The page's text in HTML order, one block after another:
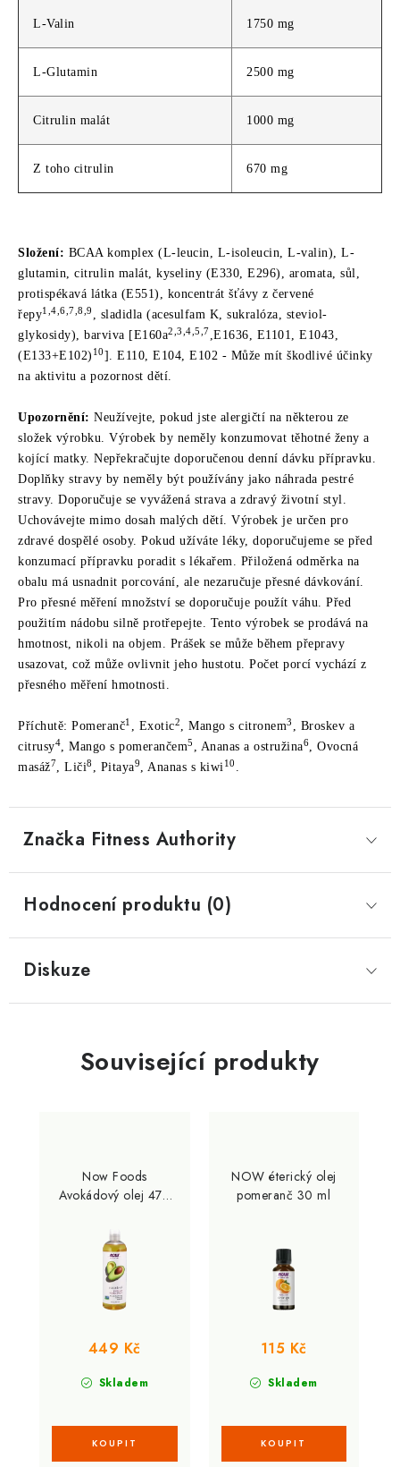
L-Valin 1750 mg
L-Glutamin 2500 mg
Citrulin malát 1000 mg
Z toho citrulin 670 mg
Složení: BCAA komplex (L-leucin, L-isoleucin, L-valin), L-
glutamin, citrulin malát, kyseliny (E330, E296), aromata, sůl,
protispékavá látka (E551), koncentrát šťávy z červené
řepy1,4,6,7,8,9 , sladidla (acesulfam K, sukralóza, steviol-
glykosidy), barviva [E160a2,3,4,5,7,E1636, E1101, E1043,
(E133+E102) 10]. E110, E104, E102 - Může mít škodlivé účinky
na aktivitu a pozornost dětí.
Upozornění: Neužívejte, pokud jste alergičtí na některou ze
složek výrobku. Výrobek by neměly konzumovat těhotné ženy a
kojící matky. Nepřekračujte doporučenou denní dávku přípravku.
Doplňky stravy by neměly být používány jako náhrada pestré
stravy. Doporučuje se vyvážená strava a zdravý životní styl.
Uchovávejte mimo dosah malých dětí. Výrobek je určen pro
zdravé dospělé osoby. Pokud užíváte léky, doporučujeme se před
konzumací přípravku poradit s lékařem. Přiložená odměrka na
obalu má usnadnit porcování, ale nezaručuje přesné dávkování.
Pro přesné měření množství se doporučuje použít váhu. Před
použitím nádobu silně protřepejte. Tento výrobek se prodává na
hmotnost, nikoli na objem. Prášek se může během přepravy
usazovat, což může ovlivnit jeho hustotu. Počet porcí vychází z
přesného měření hmotnosti.
Příchutě: Pomeranč1 , Exotic2, Mango s citronem3 , Broskev a
citrusy4, Mango s pomerančem5 , Ananas a ostružina6, Ovocná
masáž7, Liči8 , Pitaya9, Ananas s kiwi10 .
Značka Fitness Authority
Hodnocení produktu (0)
Diskuze
Související produkty
Now Foods
Avokádový olej 473
Skladem
449 Kč
NOW éterický olej
pomeranč 30 ml
Skladem
115 Kč